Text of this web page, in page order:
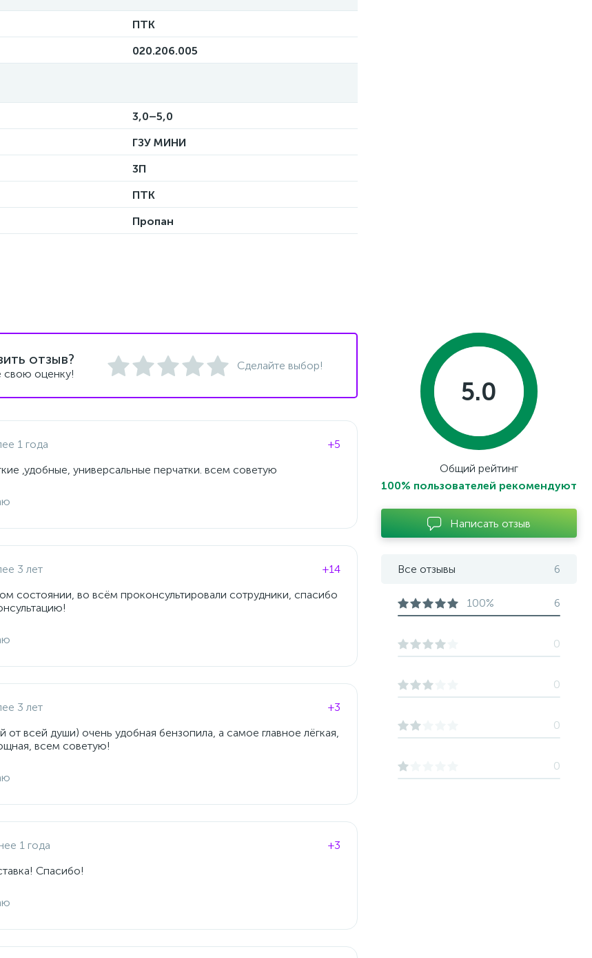
ПТК
020.206.005
3,0–5,0
ГЗУ МИНИ
3П
ПТК
Пропан
отзыв?
свою оценку!
Сделайте выбор!
1 года
+5
,удобные, универсальные перчатки. всем советую
3 лет
+14
состоянии, во всём проконсультировали сотрудники, спасибо
3 лет
+3
всей души) очень удобная бензопила, а самое главное лёгкая,
всем советую!
1 года
+3
Спасибо!
5.0
Общий рейтинг
100% пользователей рекомендуют
Написать отзыв
Все отзывы 6
100% 6
0
0
0
0